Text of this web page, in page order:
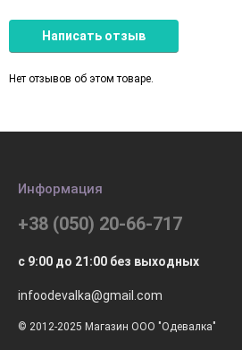
Написать отзыв
Нет отзывов об этом товаре.
Информация
+38 (050) 20-66-717
с 9:00 до 21:00 без выходных
infoodevalka@gmail.com
© 2012-2025 Магазин ООО "Одевалка"